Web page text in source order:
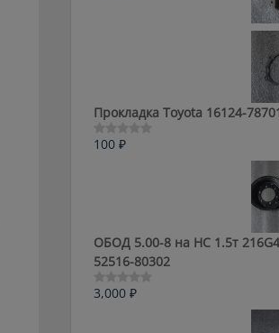
Прокладка Toyota 16124-
Оценка
100 ₽
ОБОД 5.00-8 на HC 1.5т
52516-80302
Оценка
3,000 ₽